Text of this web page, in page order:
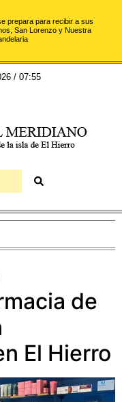
prepara para recibir a sus
San Lorenzo y Nuestra
/ 07:55
de
El Hierro